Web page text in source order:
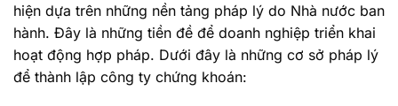
hiện dựa trên những nền tảng pháp lý do Nhà nước ban
hành. Đây là những tiền đề để doanh nghiệp triển khai
hoạt động hợp pháp. Dưới đây là những cơ sở pháp lý
để thành lập công ty chứng khoán: